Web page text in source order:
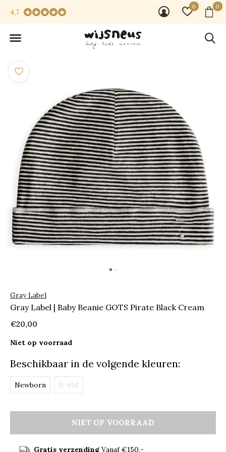
0 0
4,7
Gray Label
Gray Label | Baby Beanie GOTS Pirate Black Cream
€20,00
Niet op voorraad
Beschikbaar in de volgende kleuren:
Newborn 0-6M
NIET OP VOORRAAD
Gratis verzendingVanaf €150,-